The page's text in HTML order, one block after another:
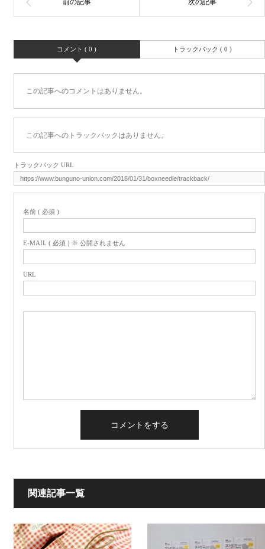
コメント ( 0 ) トラックバック ( 0 )
この記事へのコメントはありません。
この記事へのトラックバックはありません。
トラックバック URL
名前 ( 必須 )
E-MAIL ( 必須 ) ※ 公開されません
URL
関連記事一覧